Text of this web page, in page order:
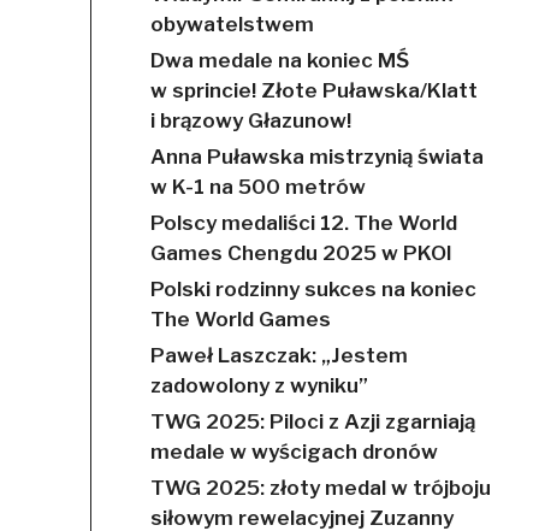
obywatelstwem
Dwa medale na koniec MŚ
w sprincie! Złote Puławska/Klatt
i brązowy Głazunow!
Anna Puławska mistrzynią świata
w K-1 na 500 metrów
Polscy medaliści 12. The World
Games Chengdu 2025 w PKOl
Polski rodzinny sukces na koniec
The World Games
Paweł Laszczak: „Jestem
zadowolony z wyniku”
TWG 2025: Piloci z Azji zgarniają
medale w wyścigach dronów
TWG 2025: złoty medal w trójboju
siłowym rewelacyjnej Zuzanny